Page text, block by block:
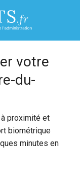
votre
du-
proximité et
biométrique
minutes en